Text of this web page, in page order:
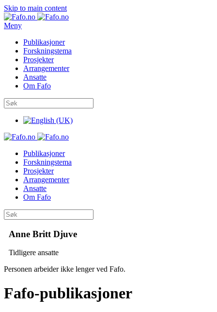
Skip to main content
Meny
Publikasjoner
Forskningstema
Prosjekter
Arrangementer
Ansatte
Om Fafo
Publikasjoner
Forskningstema
Prosjekter
Arrangementer
Ansatte
Om Fafo
Anne Britt Djuve
Tidligere ansatte
Personen arbeider ikke lenger ved Fafo.
Fafo-publikasjoner